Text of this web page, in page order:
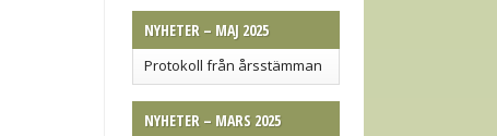
NYHETER – MAJ 2025
Protokoll från årsstämman
NYHETER – MARS 2025